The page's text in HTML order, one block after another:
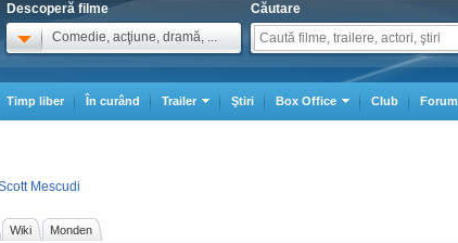
Descoperă filme
Comedie, acţiune, dramă, ...
Căutare
Timp liber În curând Trailer Ştiri Box Office Club Forum
Mescudi
Wiki Monden